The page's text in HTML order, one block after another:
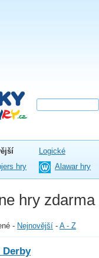
Logické
hry Alawar hry
hry zdarma
- Nejnovější - A - Z
Derby